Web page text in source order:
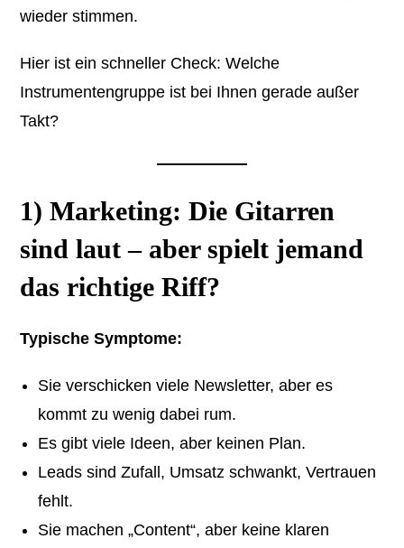
wieder stimmen.
Hier ist ein schneller Check: Welche
Instrumentengruppe ist bei Ihnen gerade außer
Takt?
1) Marketing: Die Gitarren
sind laut – aber spielt jemand
das richtige Riff?
Typische Symptome:
Sie verschicken viele Newsletter, aber es
kommt zu wenig dabei rum.
Es gibt viele Ideen, aber keinen Plan.
Leads sind Zufall, Umsatz schwankt, Vertrauen
fehlt.
Sie machen „Content“, aber keine klaren